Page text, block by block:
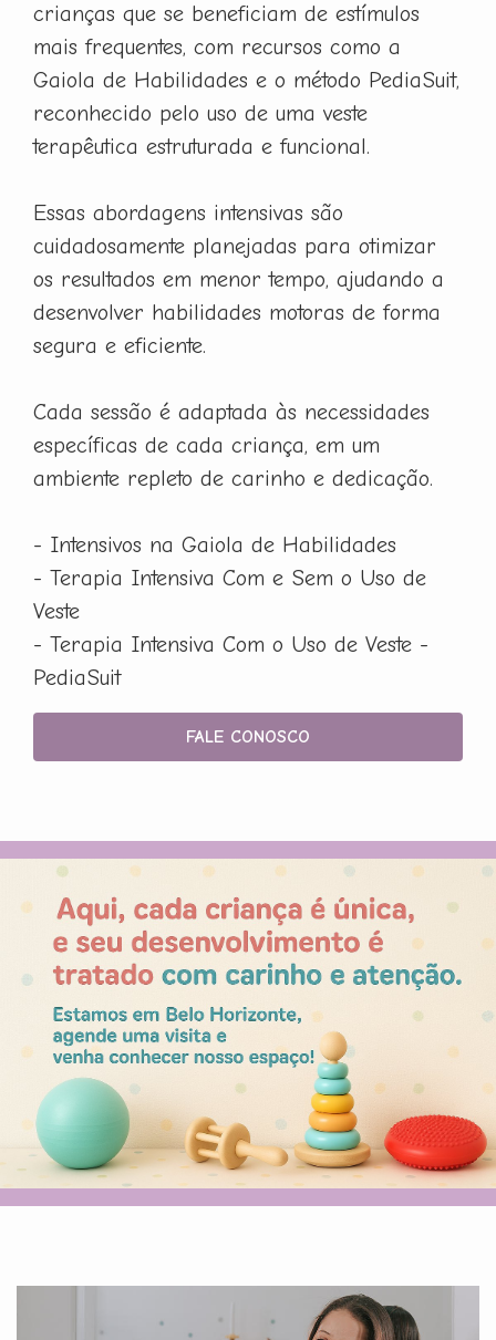
crianças que se beneficiam de estímulos
mais frequentes, com recursos como a
Gaiola de Habilidades e o método PediaSuit,
reconhecido pelo uso de uma veste
terapêutica estruturada e funcional.
Essas abordagens intensivas são
cuidadosamente planejadas para otimizar
os resultados em menor tempo, ajudando a
desenvolver habilidades motoras de forma
segura e eficiente.
Cada sessão é adaptada às necessidades
específicas de cada criança, em um
ambiente repleto de carinho e dedicação.
- Intensivos na Gaiola de Habilidades
- Terapia Intensiva Com e Sem o Uso de
Veste
- Terapia Intensiva Com o Uso de Veste -
PediaSuit
FALE CONOSCO